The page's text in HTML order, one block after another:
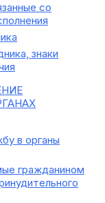
со
знаки
в органы
гражданином